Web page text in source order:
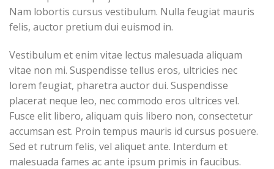
Nam lobortis cursus vestibulum. Nulla feugiat mauris
felis, auctor pretium dui euismod in.
Vestibulum et enim vitae lectus malesuada aliquam
vitae non mi. Suspendisse tellus eros, ultricies nec
lorem feugiat, pharetra auctor dui. Suspendisse
placerat neque leo, nec commodo eros ultrices vel.
Fusce elit libero, aliquam quis libero non, consectetur
accumsan est. Proin tempus mauris id cursus posuere.
Sed et rutrum felis, vel aliquet ante. Interdum et
malesuada fames ac ante ipsum primis in faucibus.